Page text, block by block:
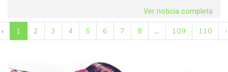
Ver noticia completa
‹ 1 2 3 4 5 6 7 8 ... 109 110 ›